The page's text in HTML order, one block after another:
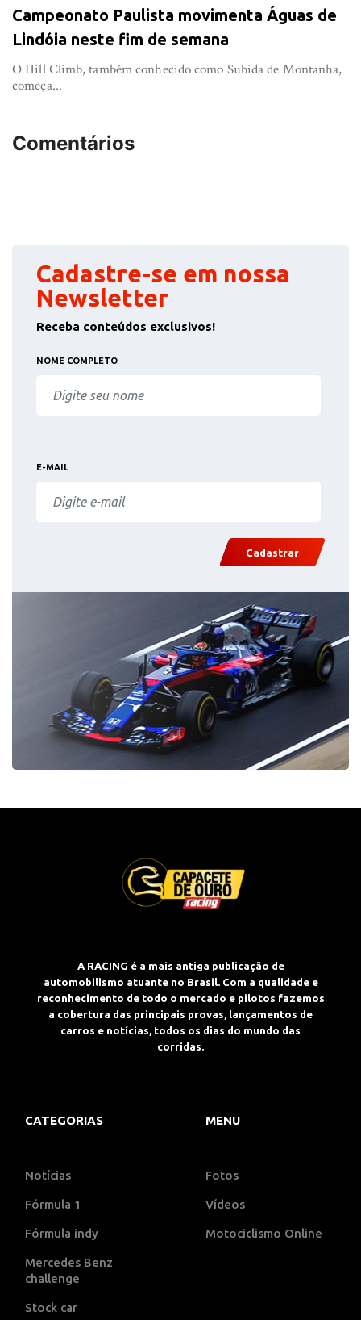
Campeonato Paulista movimenta Águas de
Lindóia neste fim de semana
O Hill Climb, também conhecido como Subida de Montanha,
começa...
Comentários
Cadastre-se em nossa
Newsletter
Receba conteúdos exclusivos!
NOME COMPLETO
E-MAIL
Cadastrar
A RACING é a mais antiga publicação de
automobilismo atuante no Brasil. Com a qualidade e
reconhecimento de todo o mercado e pilotos fazemos
a cobertura das principais provas, lançamentos de
carros e notícias, todos os dias do mundo das
corridas.
CATEGORIAS
Notícias
Fórmula 1
Fórmula indy
Mercedes Benz
challenge
Stock car
MENU
Fotos
Vídeos
Motociclismo Online